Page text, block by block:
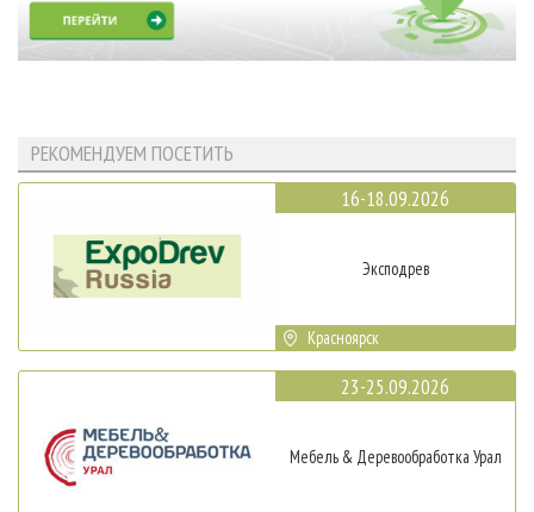
РЕКОМЕНДУЕМ ПОСЕТИТЬ
16-18.09.2026
Эксподрев
Красноярск
23-25.09.2026
Мебель & Деревообработка Урал